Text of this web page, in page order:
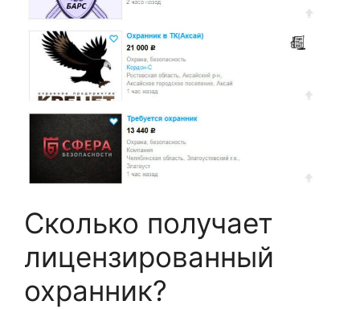
Сколько получает
лицензированный
охранник?